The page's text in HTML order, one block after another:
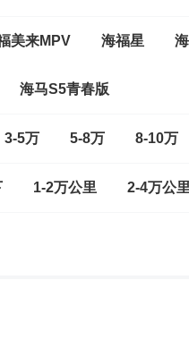
美来MPV 海福星
海马S5青春版
3-5万 5-8万 8-10万
1-2万公里 2-4万公里